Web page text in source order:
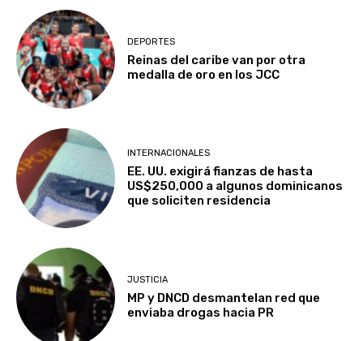
DEPORTES
Reinas del caribe van por otra
medalla de oro en los JCC
INTERNACIONALES
EE. UU. exigirá fianzas de hasta
US$250,000 a algunos dominicanos
que soliciten residencia
JUSTICIA
MP y DNCD desmantelan red que
enviaba drogas hacia PR